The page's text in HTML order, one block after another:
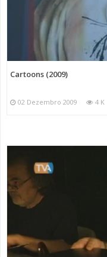
Cartoons (2009)
02 Dezembro 2009 4 K